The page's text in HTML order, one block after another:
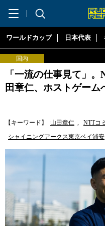
ワールドカップ 日本代表
国内
「一流の仕事見て」
田章仁、ホストゲーム
【キーワード】 山田章仁 , NTTコ
シャイニングアークス東京ベイ浦安